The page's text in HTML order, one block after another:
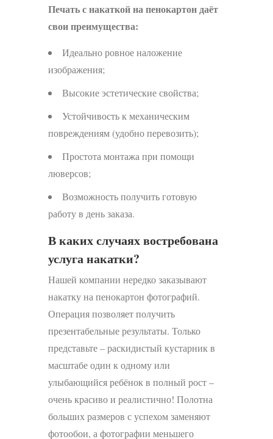
Печать с накаткой напенокартондаёт
свои преимущества:
Идеально ровное наложение
изображения;
Высокие эстетические свойства;
Устойчивость к механическим
повреждениям (удобно перевозить);
Простота монтажа при помощи
люверсов;
Возможность получить готовую
работу в день заказа.
В каких случаях востребована
услуга накатки?
Нашей компании нередко заказывают
накатку на пенокартон фотографий.
Операция позволяет получить
презентабельные результаты. Только
представьте – раскидистый кустарник в
масштабе один к одному или
улыбающийся ребёнок в полный рост –
очень красиво и реалистично! Полотна
больших размеров с успехом заменяют
фотообои, а фотографии меньшего